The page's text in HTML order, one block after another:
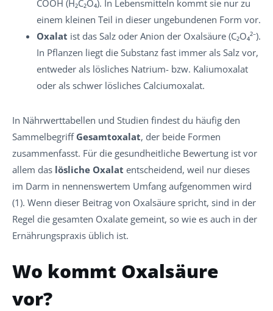
COOH (H₂C₂O₄). In Lebensmitteln kommt sie nur zu
einem kleinen Teil in dieser ungebundenen Form vor.
Oxalat ist das Salz oder Anion der Oxalsäure (C₂O₄²⁻).
In Pflanzen liegt die Substanz fast immer als Salz vor,
entweder als lösliches Natrium- bzw. Kaliumoxalat
oder als schwer lösliches Calciumoxalat.
In Nährwerttabellen und Studien findest du häufig den
Sammelbegriff Gesamtoxalat, der beide Formen
zusammenfasst. Für die gesundheitliche Bewertung ist vor
allem das lösliche Oxalat entscheidend, weil nur dieses
im Darm in nennenswertem Umfang aufgenommen wird
(1). Wenn dieser Beitrag von Oxalsäure spricht, sind in der
Regel die gesamten Oxalate gemeint, so wie es auch in der
Ernährungspraxis üblich ist.
Wo kommt Oxalsäure
vor?